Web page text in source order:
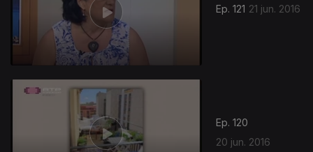
Ep. 121 21 jun. 2016
Ep. 120
20 jun. 2016